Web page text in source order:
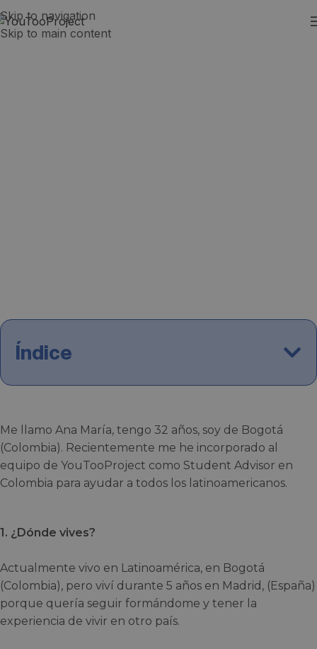
Skip to navigation
Skip to main content
Índice
Me llamo Ana María, tengo 32 años, soy de Bogotá
(Colombia). Recientemente me he incorporado al
equipo de YouTooProject como Student Advisor en
Colombia para ayudar a todos los latinoamericanos.
1. ¿Dónde vives?
Actualmente vivo en Latinoamérica, en Bogotá
(Colombia), pero viví durante 5 años en Madrid, (España)
porque quería seguir formándome y tener la
experiencia de vivir en otro país.